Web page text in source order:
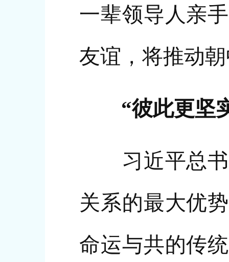
一辈领导人亲
友谊，将推动
“彼此更坚
习近平总书
关系的最大优
命运与共的传